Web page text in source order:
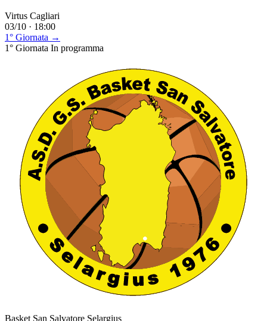
Virtus Cagliari
03/10 · 18:00
1° Giornata →
1° Giornata In programma
Basket San Salvatore Selargius